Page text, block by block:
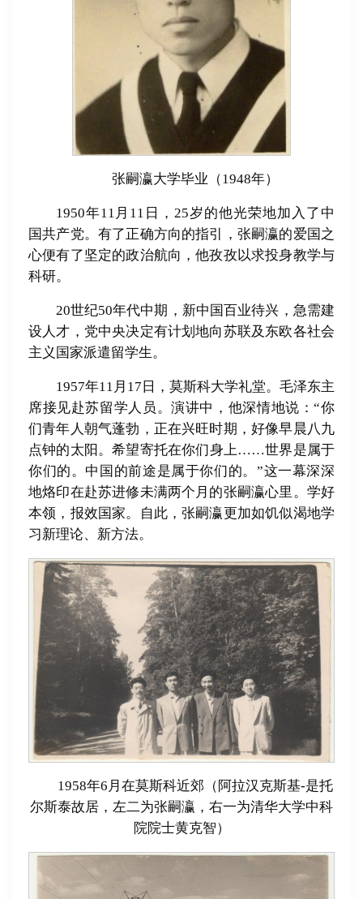
张嗣瀛大学毕业（1948年）
1950年11月11日，25岁的他光荣地加入了中
国共产党。有了正确方向的指引，张嗣瀛的爱国之
心便有了坚定的政治航向，他孜孜以求投身教学与
科研。
20世纪50年代中期，新中国百业待兴，急需建
设人才，党中央决定有计划地向苏联及东欧各社会
主义国家派遣留学生。
1957年11月17日，莫斯科大学礼堂。毛泽东主
席接见赴苏留学人员。演讲中，他深情地说：“你
们青年人朝气蓬勃，正在兴旺时期，好像早晨八九
点钟的太阳。希望寄托在你们身上……世界是属于
你们的。中国的前途是属于你们的。”这一幕深深
地烙印在赴苏进修未满两个月的张嗣瀛心里。学好
本领，报效国家。自此，张嗣瀛更加如饥似渴地学
习新理论、新方法。
1958年6月在莫斯科近郊（阿拉汉克斯基-是托
尔斯泰故居，左二为张嗣瀛，右一为清华大学中科
院院士黄克智）